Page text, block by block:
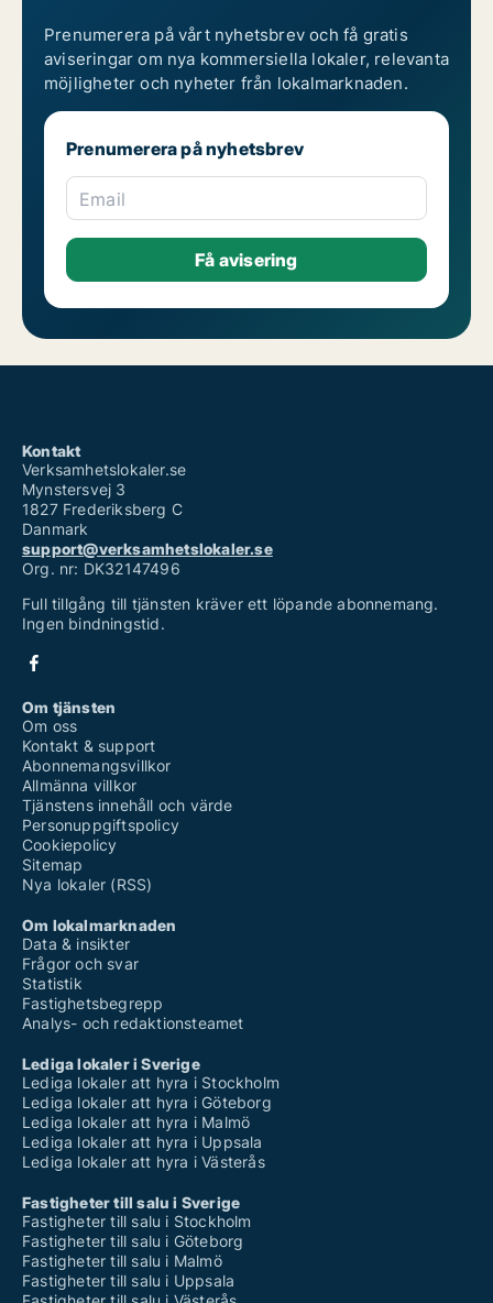
Prenumerera på vårt nyhetsbrev och få gratis
aviseringar om nya kommersiella lokaler, relevanta
möjligheter och nyheter från lokalmarknaden.
Prenumerera på nyhetsbrev
Email
Kontakt
Verksamhetslokaler.se
Mynstersvej 3
1827 Frederiksberg C
Danmark
support@verksamhetslokaler.se
Org. nr: DK32147496
Full tillgång till tjänsten kräver ett löpande abonnemang.
Ingen bindningstid.
Om tjänsten
Om oss
Kontakt & support
Abonnemangsvillkor
Allmänna villkor
Tjänstens innehåll och värde
Personuppgiftspolicy
Cookiepolicy
Sitemap
Nya lokaler (RSS)
Om lokalmarknaden
Data & insikter
Frågor och svar
Statistik
Fastighetsbegrepp
Analys- och redaktionsteamet
Lediga lokaler i Sverige
Lediga lokaler att hyra i Stockholm
Lediga lokaler att hyra i Göteborg
Lediga lokaler att hyra i Malmö
Lediga lokaler att hyra i Uppsala
Lediga lokaler att hyra i Västerås
Fastigheter till salu i Sverige
Fastigheter till salu i Stockholm
Fastigheter till salu i Göteborg
Fastigheter till salu i Malmö
Fastigheter till salu i Uppsala